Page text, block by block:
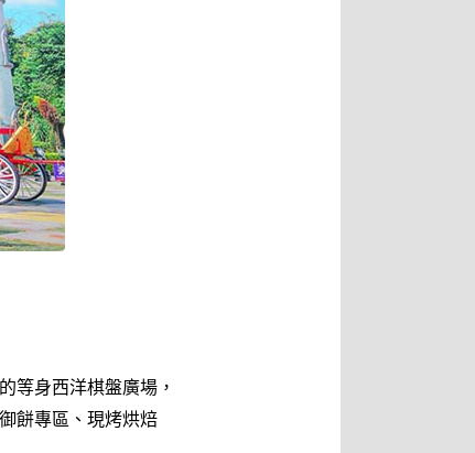
等身西洋棋盤廣場，
餅專區、現烤烘焙